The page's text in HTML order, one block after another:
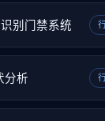
别门禁系统
分析